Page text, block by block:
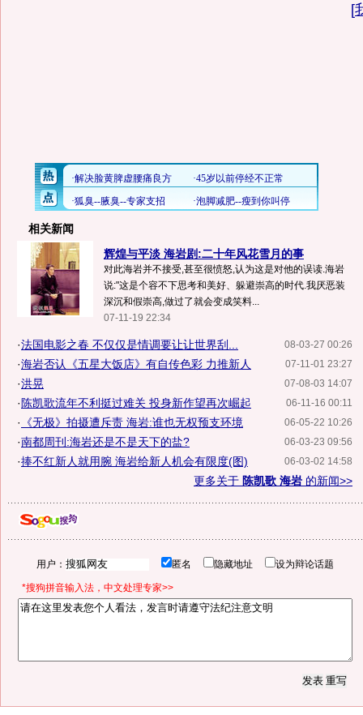
[
相关新闻
辉煌与平淡 海岩剧:二十年风花雪月的事
对此海岩并不接受,甚至很愤怒,认为这是对他的误读.海岩
说:"这是个容不下思考和美好、躲避崇高的时代.我厌恶装
深沉和假崇高,做过了就会变成笑料...
07-11-19 22:34
08-03-27 00:26
·法国电影之春 不仅仅是情调要让让世界刮...
07-11-01 23:27
·海岩否认《五星大饭店》有自传色彩 力推新人
07-08-03 14:07
·洪晃
06-11-16 00:11
· 陈凯歌流年不利挺过难关 投身新作望再次崛起
06-05-22 10:26
· 《无极》拍摄遭斥责 海岩:谁也无权预支环境
06-03-23 09:56
·南都周刊:海岩还是不是天下的盐?
06-03-02 14:58
·捧不红新人就用腕 海岩给新人机会有限度(图)
更多关于 陈凯歌 海岩 的新闻>>
用户： 匿名 隐藏地址 设为辩论话题
*搜狗拼音输入法，中文处理专家>>